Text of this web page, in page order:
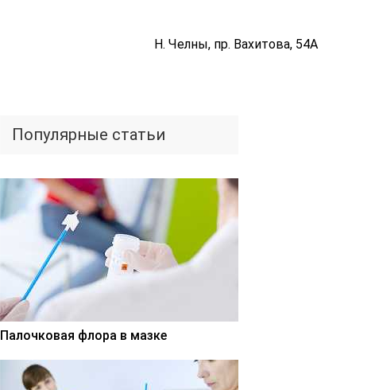
Н. Челны, пр. Вахитова, 54А
Популярные статьи
Палочковая флора в мазке